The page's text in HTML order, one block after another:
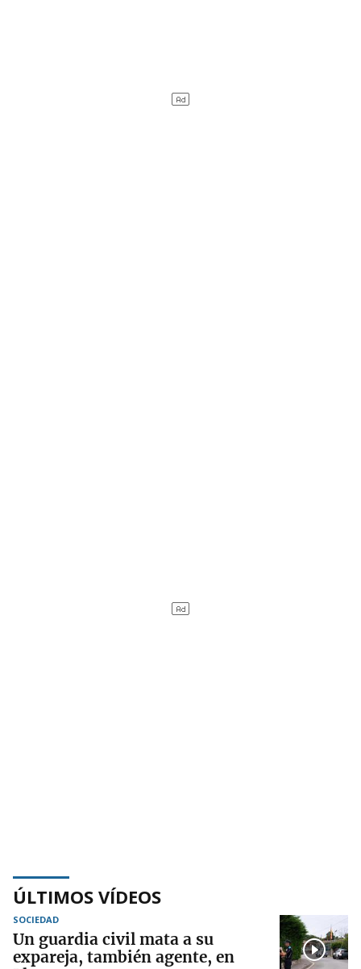
ÚLTIMOS VÍDEOS
SOCIEDAD
Un guardia civil mata a su
expareja, también agente, en